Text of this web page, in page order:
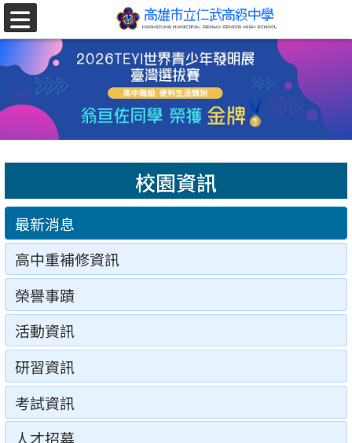
跳至主要內容區
選
單
校園資訊
最新消息
高中重補修資訊
榮譽事蹟
活動資訊
研習資訊
考試資訊
人才招募